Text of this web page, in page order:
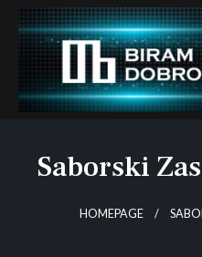
Skip
content
Saborski
HOMEPAGE